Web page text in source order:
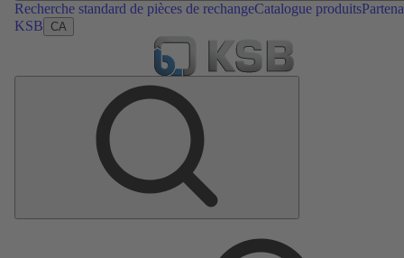
Recherche standard de pièces de rechangeCatalogue produits
KSB
CA